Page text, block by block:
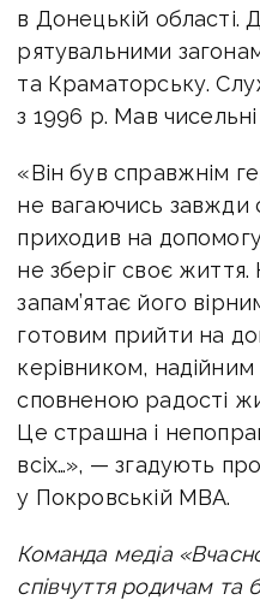
в Донецькій області.
рятувальними
та Краматорську.
з 1996 р. Мав
«Він був справжнім
не вагаючись
приходив на
не зберіг своє життя.
запам’ятає його
готовим прийти на
керівником,
сповненою радості
Це страшна і
всіх…», — згадують
у Покровській МВА.
Команда медіа
співчуття родичам та